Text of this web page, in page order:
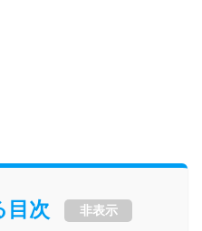
目次 非表示